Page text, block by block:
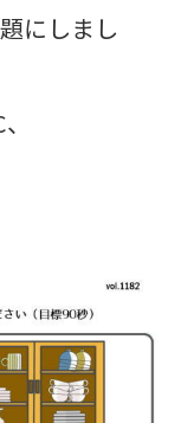
にしまし